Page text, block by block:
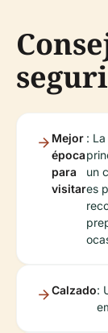
Mejor
época
para
visitar
:
un
es
Calzado: